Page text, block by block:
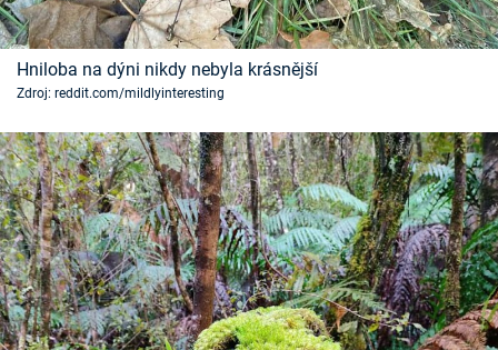
Hniloba na dýni nikdy nebyla krásnější
Zdroj: reddit.com/mildlyinteresting